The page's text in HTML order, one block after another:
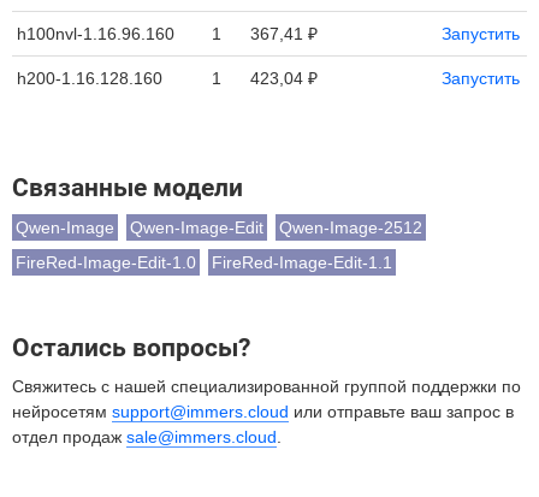
h100nvl-1.16.96.160 1 367,41 ₽ Запустить
h200-1.16.128.160 1 423,04 ₽ Запустить
Связанные модели
Qwen-Image Qwen-Image-Edit
Qwen-Image-2512
FireRed-Image-Edit-1.0
FireRed-Image-Edit-1.1
Остались вопросы?
Свяжитесь с нашей специализированной группой поддержки по
нейросетям support@immers.cloud или отправьте ваш запрос в
отдел продаж sale@immers.cloud